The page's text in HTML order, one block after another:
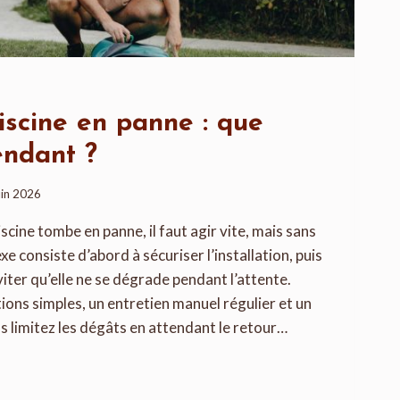
en panne : que
?
2026
tombe en panne, il faut agir vite, mais sans
consiste d’abord à sécuriser l’installation, puis
qu’elle ne se dégrade pendant l’attente.
simples, un entretien manuel régulier et un
limitez les dégâts en attendant le retour…